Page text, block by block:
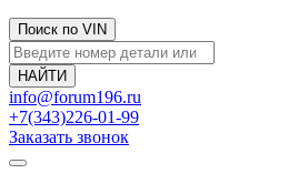
Поиск по VIN
info@forum196.ru
+7(343)226-01-99
Заказать звонок